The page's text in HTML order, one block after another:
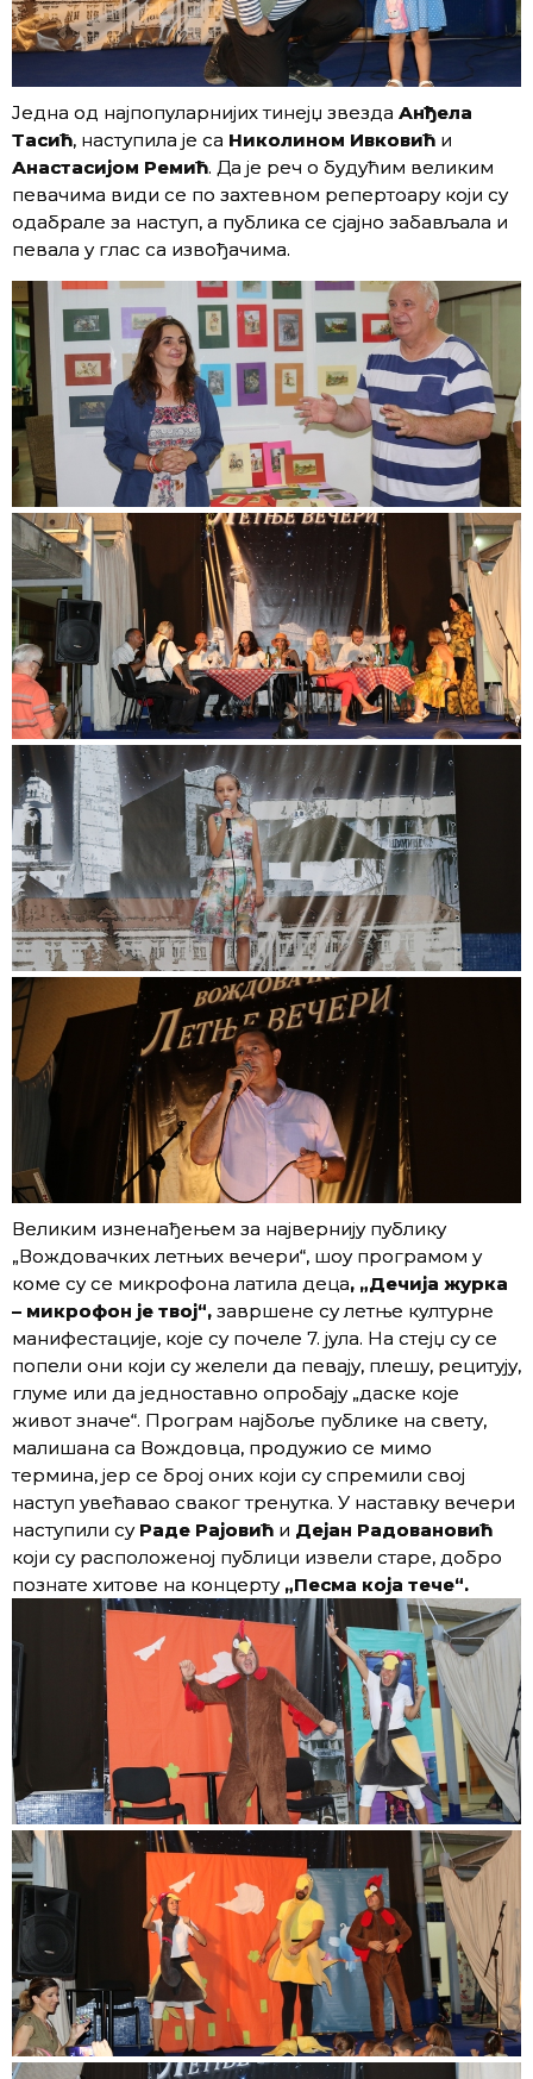
Једна од најпопуларнијих тинејџ звезда Анђела
Тасић, наступила је са Николином Ивковић и
Анастасијом Ремић. Да је реч о будућим великим
певачима види се по захтевном репертоару који су
одабрале за наступ, а публика се сјајно забављала и
певала у глас са извођачима.
Великим изненађењем за највернију публику
„Вождовачких летњих вечери“, шоу програмом у
коме су се микрофона латила деца, „Дечија журка
– микрофон је твој“, завршене су летње културне
манифестације, које су почеле 7. јула. На стејџ су се
попели они који су желели да певају, плешу, рецитују,
глуме или да једноставно опробају „даске које
живот значе“. Програм најбоље публике на свету,
малишана са Вождовца, продужио се мимо
термина, јер се број оних који су спремили свој
наступ увећавао сваког тренутка. У наставку вечери
наступили су Раде Рајовић и Дејан Радовановић
који су расположеној публици извели старе, добро
познате хитове на концерту „Песма која тече“.